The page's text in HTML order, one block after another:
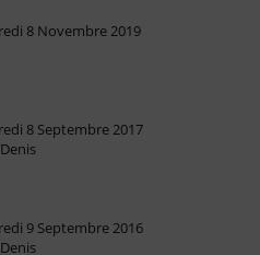
8 Novembre 2019
8 Septembre 2017
9 Septembre 2016